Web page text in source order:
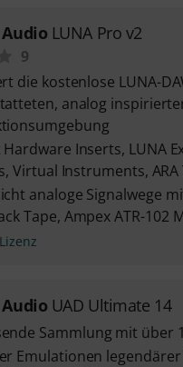
LUNA Pro v2
9
die kostenlose LUNA-
analog
Inserts, LUNA
Virtual Instruments, ARA
analoge Signalwege
Tape, Ampex ATR-102
UAD Ultimate 14
Sammlung mit über
Emulationen